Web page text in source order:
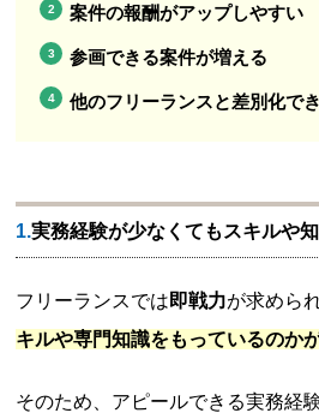
案件の報酬がアップしやすい
参画できる案件が増える
他のフリーランスと差別化で
1.実務経験が少なくてもスキルや
フリーランスでは即戦力が求めら
キルや専門知識をもっているのか
そのため、アピールできる実務経